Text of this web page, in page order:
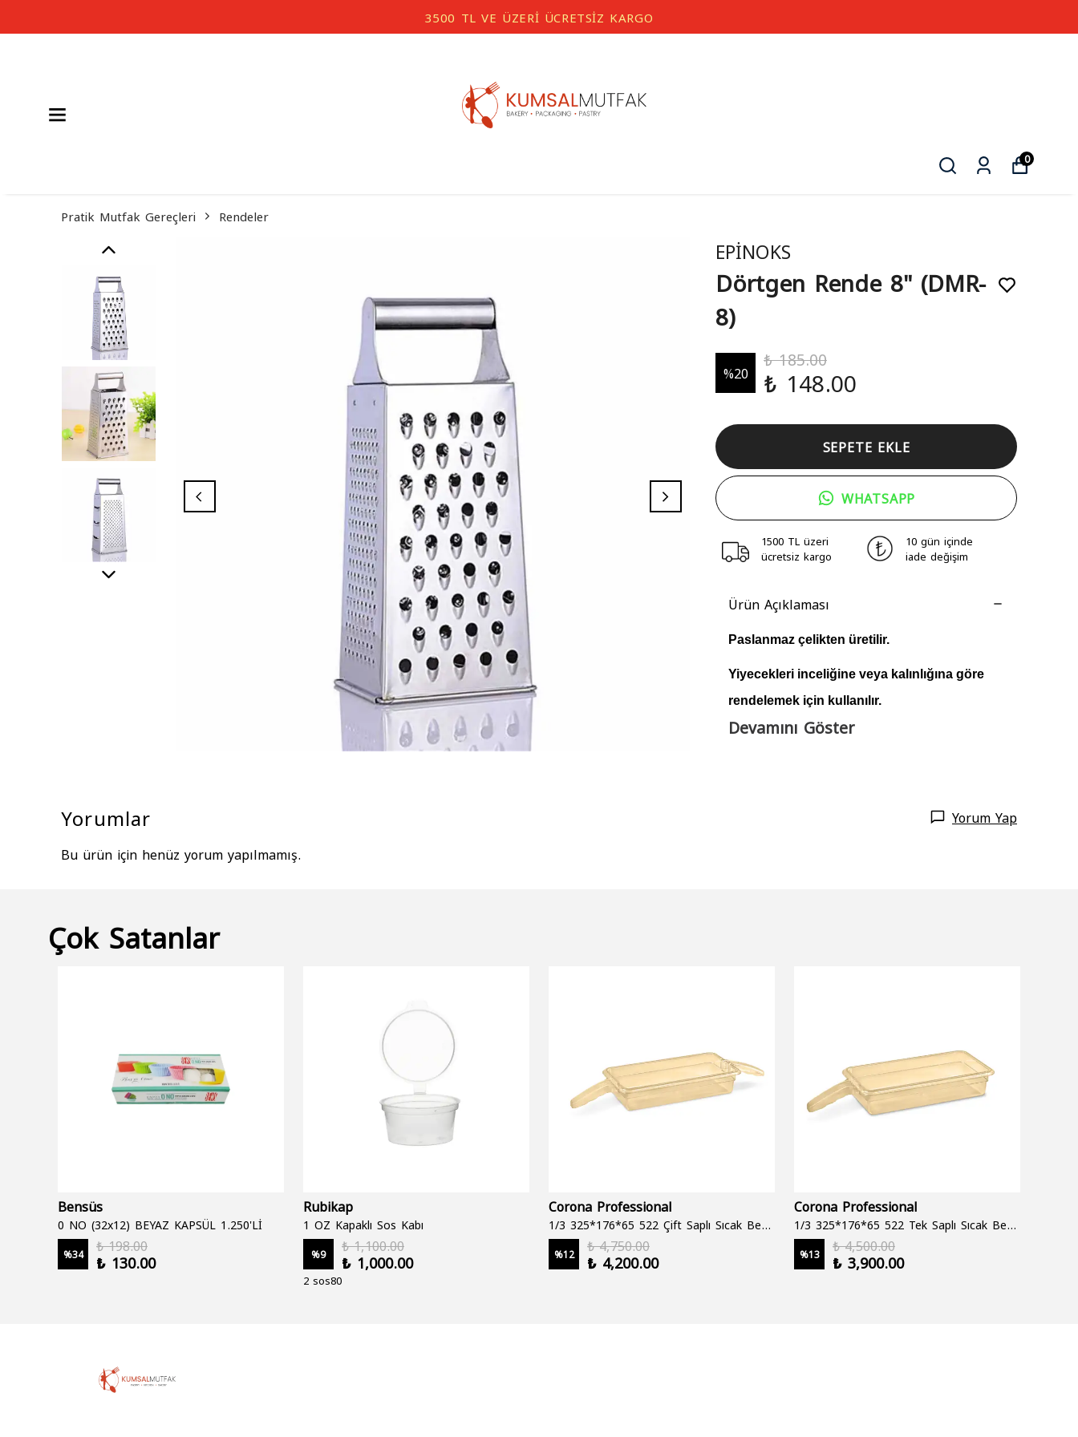
3500 TL VE ÜZERİ ÜCRETSİZ KARGO
0
Pratik Mutfak Gereçleri Rendeler
EPİNOKS
Dörtgen Rende 8" (DMR-
8)
%20
₺ 185.00
₺ 148.00
SEPETE EKLE
WHATSAPP
1500 TL üzeri
ücretsiz kargo
10 gün içinde
iade değişim
Ürün Açıklaması
Paslanmaz çelikten üretilir.
Yiyecekleri inceliğine veya kalınlığına göre
rendelemek için kullanılır.
Devamını Göster
Yorumlar Yorum Yap
Bu ürün için henüz yorum yapılmamış.
Çok Satanlar
Bensüs
0 NO (32x12) BEYAZ KAPSÜL 1.250'Lİ
%34
₺ 198.00
₺ 130.00
Rubikap
1 OZ Kapaklı Sos Kabı
%9
₺ 1,100.00
₺ 1,000.00
2 sos80
Corona Professional
1/3 325*176*65 522 Çift Saplı Sıcak Bekletme Tepsisi
%12
₺ 4,750.00
₺ 4,200.00
Corona Professional
1/3 325*176*65 522 Tek Saplı Sıcak Bekletme Tepsisi
%13
₺ 4,500.00
₺ 3,900.00